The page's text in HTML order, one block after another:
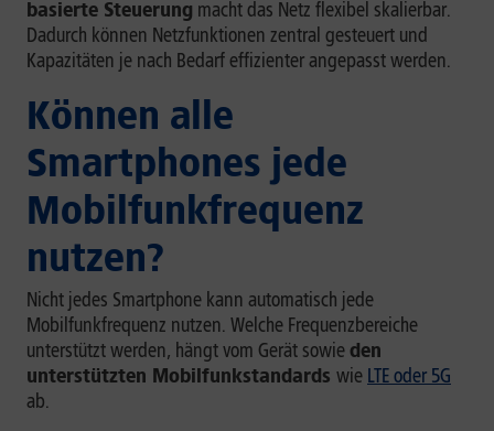
basierte Steuerung macht das Netz flexibel skalierbar.
Dadurch können Netzfunktionen zentral gesteuert und
Kapazitäten je nach Bedarf effizienter angepasst werden.
Können alle
Smartphones jede
Mobilfunkfrequenz
nutzen?
Nicht jedes Smartphone kann automatisch jede
Mobilfunkfrequenz nutzen. Welche Frequenzbereiche
unterstützt werden, hängt vom Gerät sowieden
unterstützten Mobilfunkstandards wie LTE oder 5G
ab.